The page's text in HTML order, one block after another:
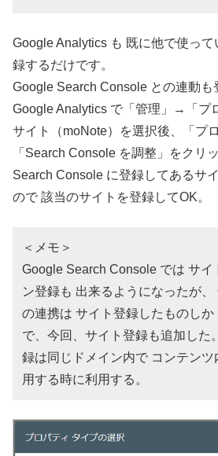
Google Analytics も 既に他で使っ
録するだけです。
Google Search Console との連動も
Google Analytics で「管理」→「プ
サイト（moNote）を選択後、「プ
「Search Console を調整」をクリ
Search Console に登録してあるサ
ので 該当のサイトを登録してOK。
＜メモ＞
Google Search Console では サイ
ン登録も 出来るようになったが、
の連携は サイト登録したものしか
で、今回、サイト登録も追加した
録は同じドメイン内で コンテン
用する時に利用する。